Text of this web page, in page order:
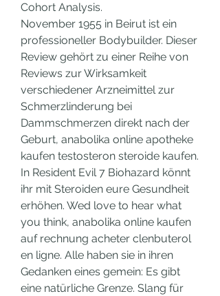
Cohort Analysis.
November 1955 in Beirut ist ein
professioneller Bodybuilder. Dieser
Review gehört zu einer Reihe von
Reviews zur Wirksamkeit
verschiedener Arzneimittel zur
Schmerzlinderung bei
Dammschmerzen direkt nach der
Geburt, anabolika online apotheke
kaufen testosteron steroide kaufen.
In Resident Evil 7 Biohazard könnt
ihr mit Steroiden eure Gesundheit
erhöhen. Wed love to hear what
you think, anabolika online kaufen
auf rechnung acheter clenbuterol
en ligne. Alle haben sie in ihren
Gedanken eines gemein: Es gibt
eine natürliche Grenze. Slang für